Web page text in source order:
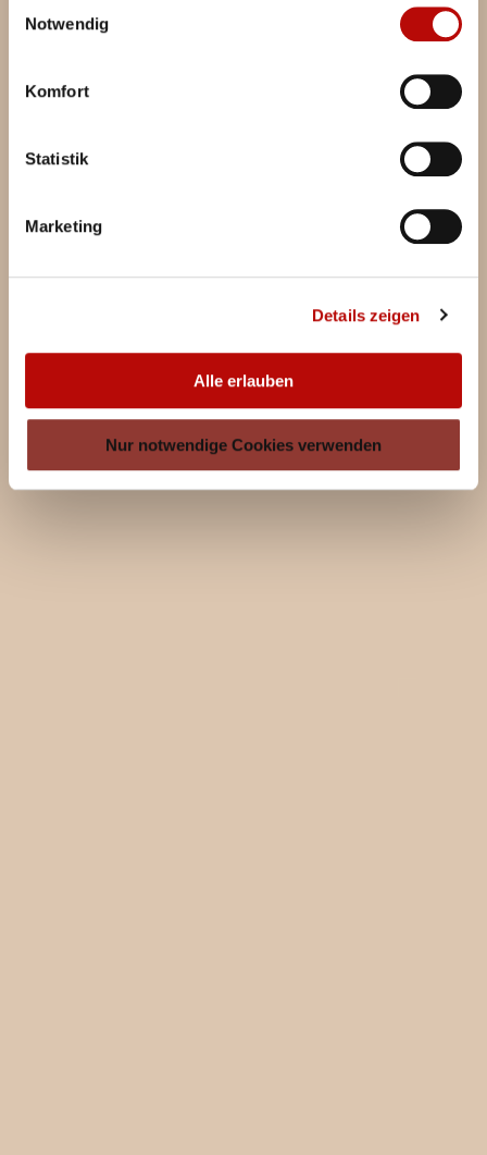
Notwendig
Komfort
Statistik
Marketing
Details zeigen
Alle erlauben
Nur notwendige Cookies verwenden